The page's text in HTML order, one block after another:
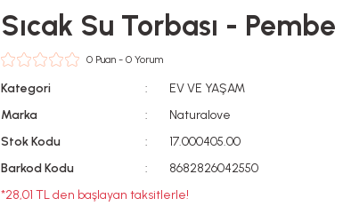
Sıcak Su Torbası - Pembe
0 Puan - 0 Yorum
Kategori
EV VE YAŞAM
Marka
Naturalove
Stok Kodu
17.000405.00
Barkod Kodu
8682826042550
*28,01 TL den başlayan taksitlerle!